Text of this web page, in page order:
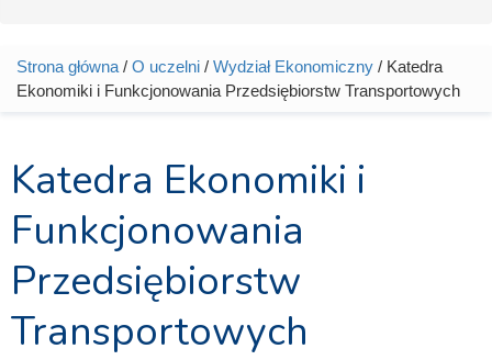
Jesteś tutaj
Strona główna / O uczelni / Wydział Ekonomiczny / Katedra
Ekonomiki i Funkcjonowania Przedsiębiorstw Transportowych
Katedra Ekonomiki i
Funkcjonowania
Przedsiębiorstw
Transportowych